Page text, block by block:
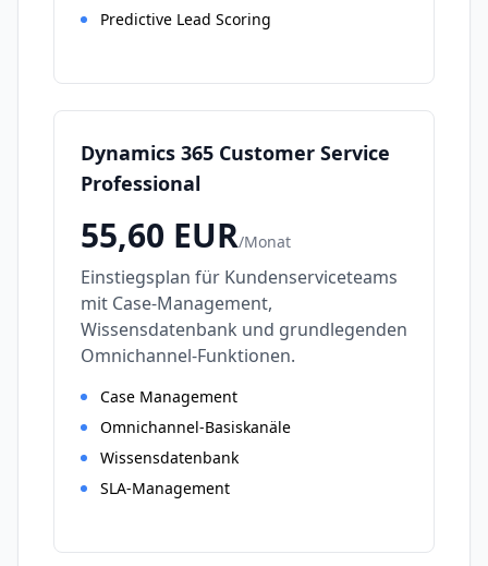
Predictive Lead Scoring
Dynamics 365 Customer Service
Professional
55,60 EUR/Monat
Einstiegsplan für Kundenserviceteams
mit Case-Management,
Wissensdatenbank und grundlegenden
Omnichannel-Funktionen.
Case Management
Omnichannel-Basiskanäle
Wissensdatenbank
SLA-Management